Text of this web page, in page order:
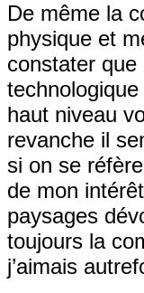
De même la
physique et
constater que
haut niveau
revanche il
si on se
de mon
paysages
toujours la
j’aimais